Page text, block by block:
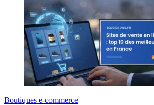
Boutiques e-commerce